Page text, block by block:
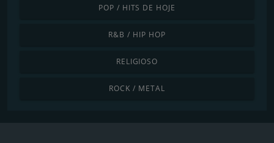
POP / HITS DE HOJE
R&B / HIP HOP
RELIGIOSO
ROCK / METAL